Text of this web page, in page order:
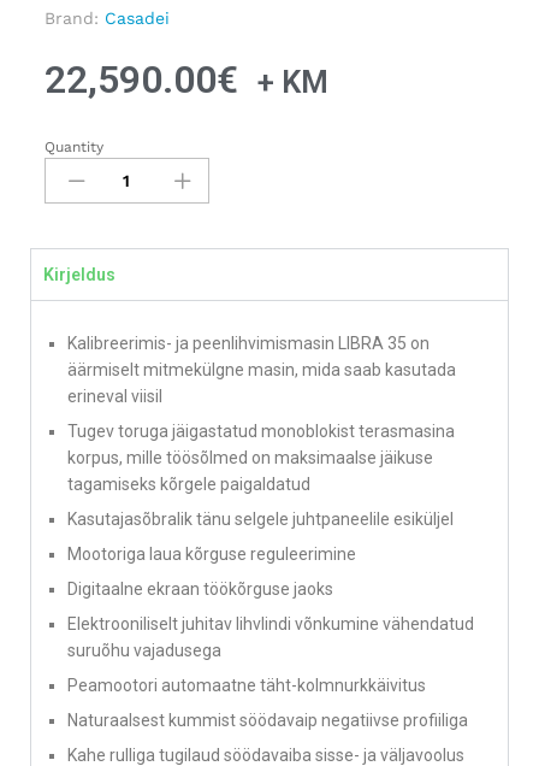
Brand: Casadei
22,590.00€ + KM
Quantity
Kirjeldus
Kalibreerimis- ja peenlihvimismasin LIBRA 35 on
äärmiselt mitmekülgne masin, mida saab kasutada
erineval viisil
Tugev toruga jäigastatud monoblokist terasmasina
korpus, mille töösõlmed on maksimaalse jäikuse
tagamiseks kõrgele paigaldatud
Kasutajasõbralik tänu selgele juhtpaneelile esiküljel
Mootoriga laua kõrguse reguleerimine
Digitaalne ekraan töökõrguse jaoks
Elektrooniliselt juhitav lihvlindi võnkumine vähendatud
suruõhu vajadusega
Peamootori automaatne täht-kolmnurkkäivitus
Naturaalsest kummist söödavaip negatiivse profiiliga
Kahe rulliga tugilaud söödavaiba sisse- ja väljavoolus